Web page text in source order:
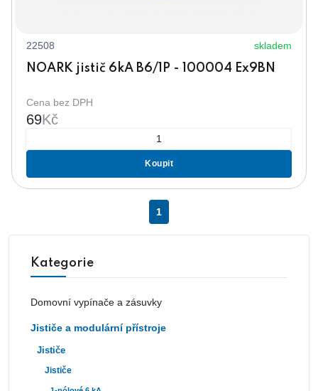
22508 skladem
NOARK jistič 6kA B6/1P - 100004 Ex9BN
Cena bez DPH
69Kč
Koupit
1
Kategorie
Domovní vypínače a zásuvky
Jističe a modulární přístroje
Jističe
Jističe